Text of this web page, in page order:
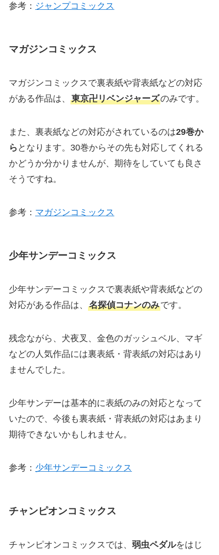
参考： ジャンプコミックス
マガジンコミックス
マガジンコミックスで裏表紙や背表紙などの対応
がある作品は、 東京卍リベンジャーズのみです。
また、裏表紙などの対応がされているのは29巻か
ら となります。30巻からその先も対応してくれる
かどうか分かりませんが、期待をしていても良さ
そうですね。
参考： マガジンコミックス
少年サンデーコミックス
少年サンデーコミックスで裏表紙や背表紙などの
対応がある作品は、 名探偵コナンのみです。
残念ながら、犬夜叉、金色のガッシュベル、マギ
などの人気作品には裏表紙・背表紙の対応はあり
ませんでした。
少年サンデーは基本的に表紙のみの対応となって
いたので、今後も裏表紙・背表紙の対応はあまり
期待できないかもしれません。
参考： 少年サンデーコミックス
チャンピオンコミックス
チャンピオンコミックスでは、 弱虫ペダルをはじ